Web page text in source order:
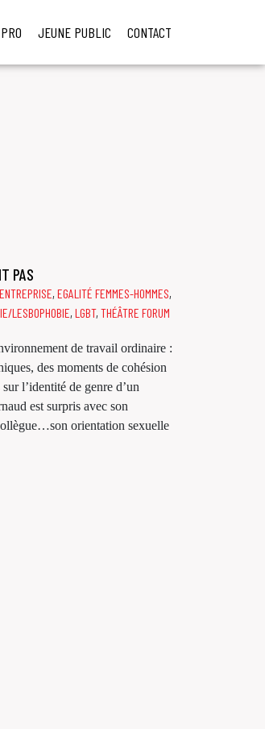
JEUNE PUBLIC CONTACT
PAS
, EGALITÉ FEMMES-HOMMES,
LESBOPHOBIE, LGBT, THÉÂTRE FORUM
de travail ordinaire :
des moments de cohésion
l’identité de genre d’un
est surpris avec son
orientation sexuelle